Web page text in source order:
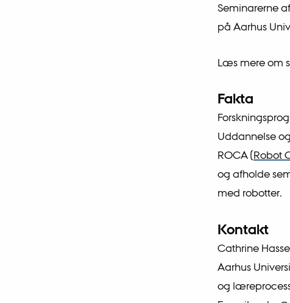
Seminarerne
på Aarhus
Læs mere om
Fakta
Uddannelse
ROCA (Robot
og afholde
med robotter.
Kontakt
Cathrine
Aarhus
og